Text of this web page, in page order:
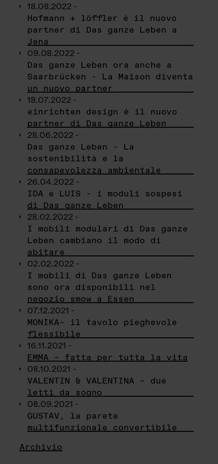
18.08.2022 -
Hofmann + löffler è il nuovo
partner di Das ganze Leben a
Jena
09.08.2022 -
Das ganze Leben ora anche a
Saarbrücken - La Maison diventa
un nuovo partner
18.07.2022 -
einrichten design è il nuovo
partner di Das ganze Leben
28.06.2022 -
Das ganze Leben - La
sostenibilità e la
consapevolezza ambientale
26.04.2022 -
IDA e LUIS - i moduli sospesi
di Das ganze Leben
28.02.2022 -
I mobili modulari di Das ganze
Leben cambiano il modo di
abitare
02.02.2022 -
I mobili di Das ganze Leben
sono ora disponibili nel
negozio smow a Essen
07.12.2021 -
MONIKA– il tavolo pieghevole
flessibile
16.11.2021 -
EMMA – fatta per tutta la vita
08.10.2021 -
VALENTIN & VALENTINA – due
letti da sogno
08.09.2021 -
GUSTAV, la parete
multifunzionale convertibile
Archivio